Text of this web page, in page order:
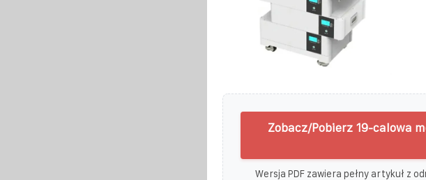
Zobacz/Pobierz 19-calowa
Wersja PDF zawiera pełny artykuł z